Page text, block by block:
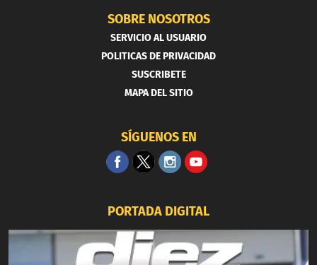
SOBRE NOSOTROS
SERVICIO AL USUARIO
POLITICAS DE PRIVACIDAD
SUSCRIBETE
MAPA DEL SITIO
SÍGUENOS EN
PORTADA DIGITAL